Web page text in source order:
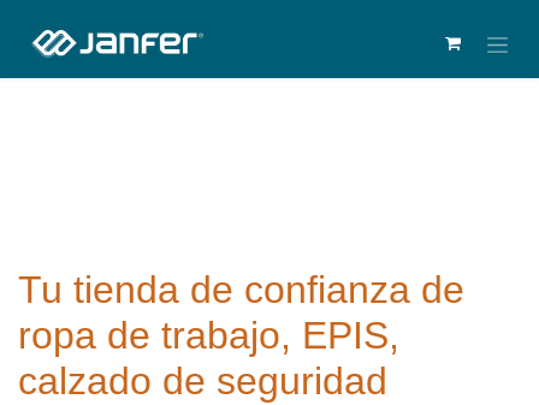
Tu tienda de confianza de
ropa de trabajo, EPIS,
calzado de seguridad